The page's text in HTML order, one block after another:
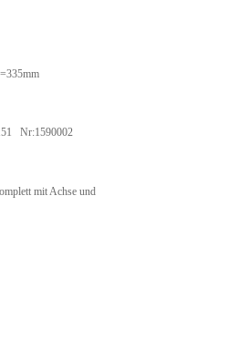
Nr:1590002
mit Achse und